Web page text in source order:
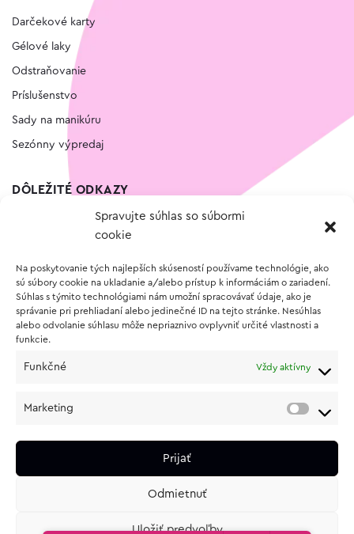
Spravujte súhlas so súbormi
cookie
Na poskytovanie tých najlepších skúseností používame technológie, ako
sú súbory cookie na ukladanie a/alebo prístup k informáciám o zariadení.
Súhlas s týmito technológiami nám umožní spracovávať údaje, ako je
správanie pri prehliadaní alebo jedinečné ID na tejto stránke. Nesúhlas
alebo odvolanie súhlasu môže nepriaznivo ovplyvniť určité vlastnosti a
funkcie.
Funkčné Vždy aktívny
Marketing
Prijať
Odmietnuť
Uložiť predvoľby
Darčekové karty
Gélové laky
Odstraňovanie
Príslušenstvo
Sady na manikúru
Sezónny výpredaj
DÔLEŽITÉ ODKAZY
Vernostný program
O NÁKUPE
Vrátenie a reklamácia tovaru